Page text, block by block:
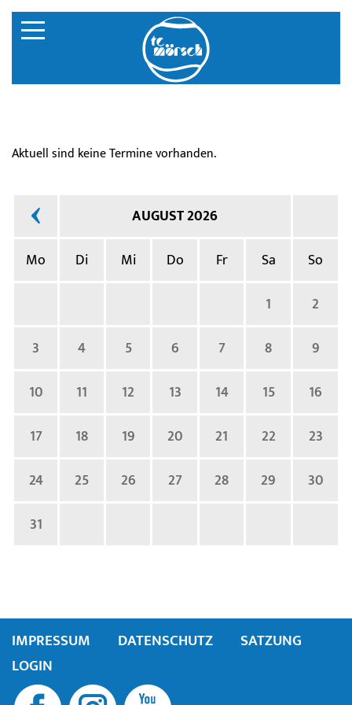
Aktuell sind keine Termine vorhanden.
AUGUST 2026
Mo
Di Mi Do Fr Sa
So
1
2
3
4 5 6 7 8
9
10
11 12 13 14 15
16
17
18 19 20 21 22
23
24
25 26 27 28 29
30
31
IMPRESSUM DATENSCHUTZ
SATZUNG
LOGIN